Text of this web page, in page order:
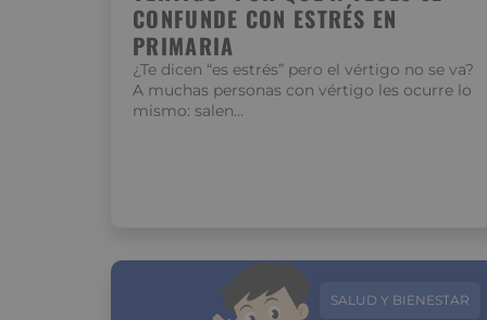
CONFUNDE CON ESTRÉS EN
PRIMARIA
¿Te dicen “es estrés” pero el vértigo no se va?
A muchas personas con vértigo les ocurre lo
mismo: salen…
SALUD Y BIENESTAR